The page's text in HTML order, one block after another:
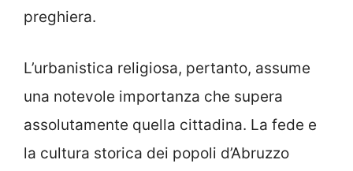
preghiera.
L’urbanistica religiosa, pertanto, assume
una notevole importanza che supera
assolutamente quella cittadina. La fede e
la cultura storica dei popoli d’Abruzzo